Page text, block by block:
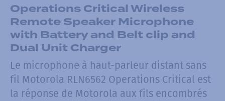
Operations Critical Wireless
Remote Speaker Microphone
with Battery and Belt clip and
Dual Unit Charger
Le microphone à haut-parleur distant sans
fil Motorola RLN6562 Operations Critical est
la réponse de Motorola aux fils encombrés